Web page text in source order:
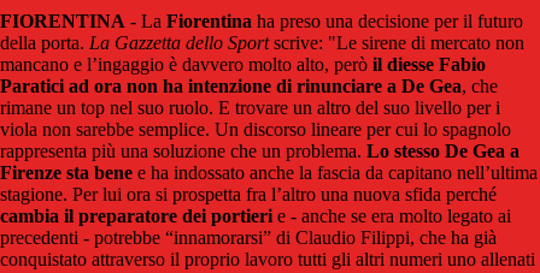
FIORENTINA - La Fiorentina ha preso una decisione per il futuro
della porta. La Gazzetta dello Sportscrive: "Le sirene di mercato non
mancano e l’ingaggio è davvero molto alto, però il diesse Fabio
Paratici ad ora non ha intenzione di rinunciare a De Gea, che
rimane un top nel suo ruolo. E trovare un altro del suo livello per i
viola non sarebbe semplice. Un discorso lineare per cui lo spagnolo
rappresenta più una soluzione che un problema. Lo stesso De Gea a
Firenze sta bene e ha indossato anche la fascia da capitano nell’ultima
stagione. Per lui ora si prospetta fra l’altro una nuova sfida perché
cambia il preparatore dei portieri e - anche se era molto legato ai
precedenti - potrebbe “innamorarsi” di Claudio Filippi, che ha già
conquistato attraverso il proprio lavoro tutti gli altri numeri uno allenati